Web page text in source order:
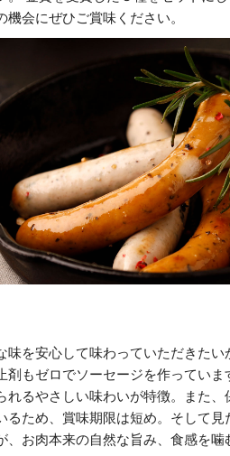
機会にぜひご賞味ください。
味を安心して味わっていただきた
剤もゼロでソーセージを作ってい
れるやさしい味わいが特徴。また
るため、賞味期限は短め。そして
、お肉本来の自然な旨み、食感を噛